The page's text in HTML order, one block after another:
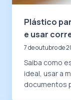
Plástico
e usar
7 de outubro de
Saiba como
ideal, usar a
documentos